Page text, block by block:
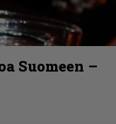
Suomeen –